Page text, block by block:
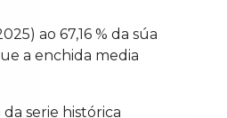
ao 67,16 % da súa
a enchida media
serie histórica